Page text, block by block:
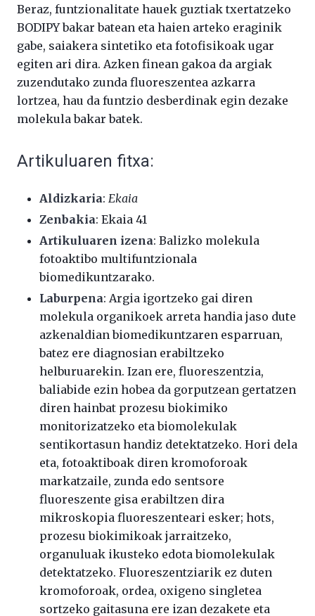
Beraz, funtzionalitate hauek guztiak txertatzeko
BODIPY bakar batean eta haien arteko eraginik
gabe, saiakera sintetiko eta fotofisikoak ugar
egiten ari dira. Azken finean gakoa da argiak
zuzendutako zunda fluoreszentea azkarra
lortzea, hau da funtzio desberdinak egin dezake
molekula bakar batek.
Artikuluaren fitxa:
Aldizkaria: Ekaia
Zenbakia: Ekaia 41
Artikuluaren izena: Balizko molekula
fotoaktibo multifuntzionala
biomedikuntzarako.
Laburpena: Argia igortzeko gai diren
molekula organikoek arreta handia jaso dute
azkenaldian biomedikuntzaren esparruan,
batez ere diagnosian erabiltzeko
helburuarekin. Izan ere, fluoreszentzia,
baliabide ezin hobea da gorputzean gertatzen
diren hainbat prozesu biokimiko
monitorizatzeko eta biomolekulak
sentikortasun handiz detektatzeko. Hori dela
eta, fotoaktiboak diren kromoforoak
markatzaile, zunda edo sentsore
fluoreszente gisa erabiltzen dira
mikroskopia fluoreszenteari esker; hots,
prozesu biokimikoak jarraitzeko,
organuluak ikusteko edota biomolekulak
detektatzeko. Fluoreszentziarik ez duten
kromoforoak, ordea, oxigeno singletea
sortzeko gaitasuna ere izan dezakete eta